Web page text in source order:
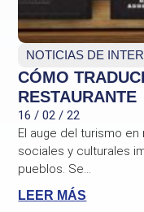
NOTICIAS DE
CÓMO
RESTAURANTE
16 / 02 / 22
El auge del turismo
sociales y culturales
pueblos. Se...
LEER MÁS